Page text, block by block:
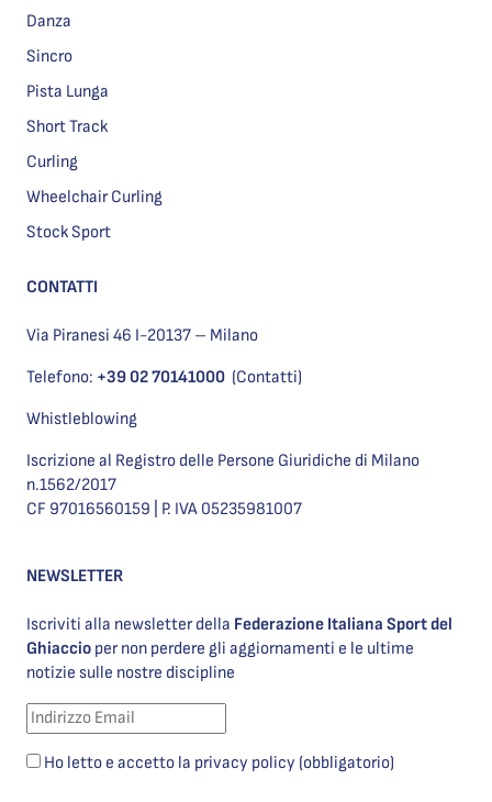
Danza
Sincro
Pista Lunga
Short Track
Curling
Wheelchair Curling
Stock Sport
CONTATTI
Via Piranesi 46 I-20137 – Milano
Telefono: +39 02 70141000 (Contatti)
Whistleblowing
Iscrizione al Registro delle Persone Giuridiche di Milano
n.1562/2017
CF 97016560159 | P. IVA 05235981007
NEWSLETTER
Iscriviti alla newsletter della Federazione Italiana Sport del
Ghiaccio per non perdere gli aggiornamenti e le ultime
notizie sulle nostre discipline
Ho letto e accetto la privacy policy (obbligatorio)